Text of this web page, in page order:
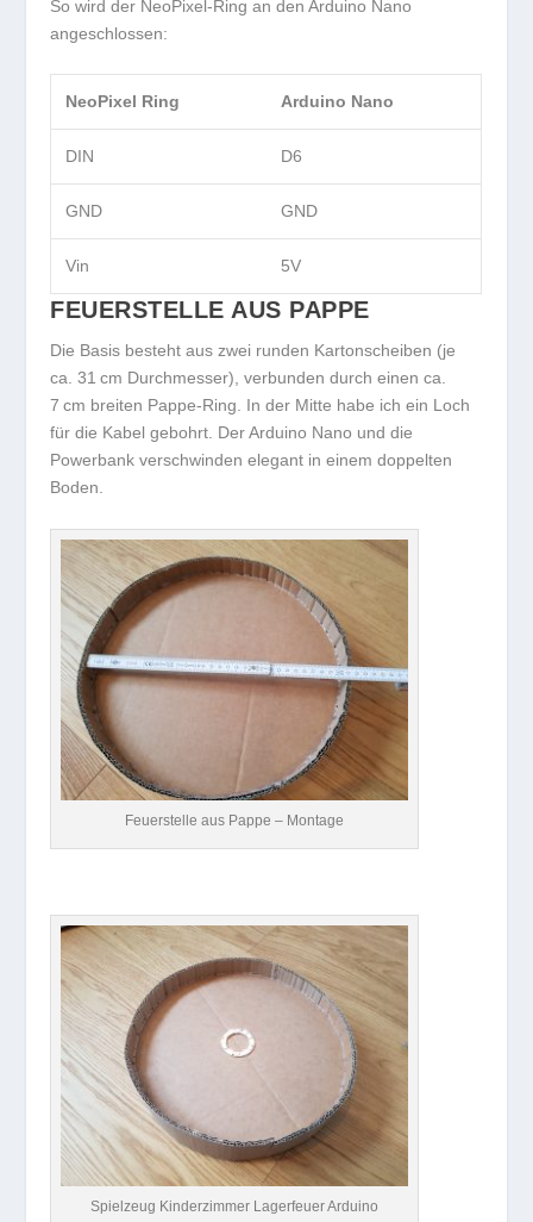
So wird der NeoPixel-Ring an den Arduino Nano
angeschlossen:
NeoPixel Ring Arduino Nano
DIN D6
GND GND
Vin 5V
FEUERSTELLE AUS PAPPE
Die Basis besteht aus zwei runden Kartonscheiben (je
ca. 31 cm Durchmesser), verbunden durch einen ca.
7 cm breiten Pappe-Ring. In der Mitte habe ich ein Loch
für die Kabel gebohrt. Der Arduino Nano und die
Powerbank verschwinden elegant in einem doppelten
Boden.
Feuerstelle aus Pappe – Montage
Spielzeug Kinderzimmer Lagerfeuer Arduino